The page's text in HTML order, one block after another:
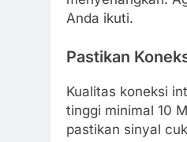
Anda ikuti.
Pastikan
Kualitas koneksi
tinggi minimal 10
pastikan sinyal